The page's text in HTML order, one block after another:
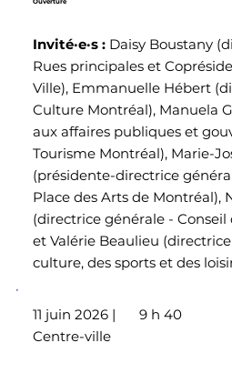
Ouverture
Invité·e·s :Daisy Boustany
Rues principales et
Ville), Emmanuelle Hébert
Culture Montréal), Manuela
aux affaires publiques et
Tourisme Montréal), Marie-
(présidente-directrice
Place des Arts de Montréal),
(directrice générale -
et Valérie Beaulieu (directrice
culture, des sports et des
9 h 40
11 juin 2026 |
Centre-ville